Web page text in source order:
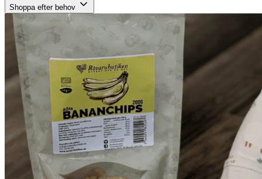
Shoppa efter behov